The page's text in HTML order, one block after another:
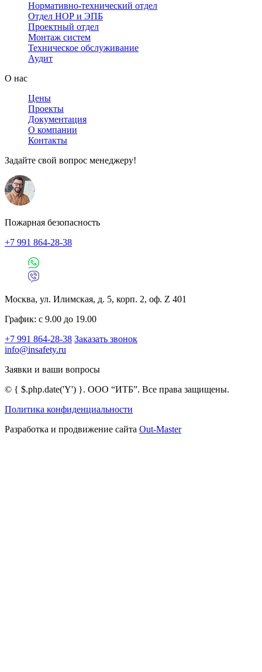
Нормативно-технический отдел
Отдел НОР и ЭПБ
Проектный отдел
Монтаж систем
Техническое обслуживание
Аудит
О нас
Цены
Проекты
Документация
О компании
Контакты
Задайте свой вопрос менеджеру!
Пожарная безопасность
+7 991 864-28-38
Москва, ул. Илимская, д. 5, корп. 2, оф. Z 401
График: с 9.00 до 19.00
+7 991 864-28-38 Заказать звонок
info@insafety.ru
Заявки и ваши вопросы
© { $.php.date('Y') }. ООО “ИТБ”. Все права защищены.
Политика конфиденциальности
Разработка и продвижение сайта Out-Master